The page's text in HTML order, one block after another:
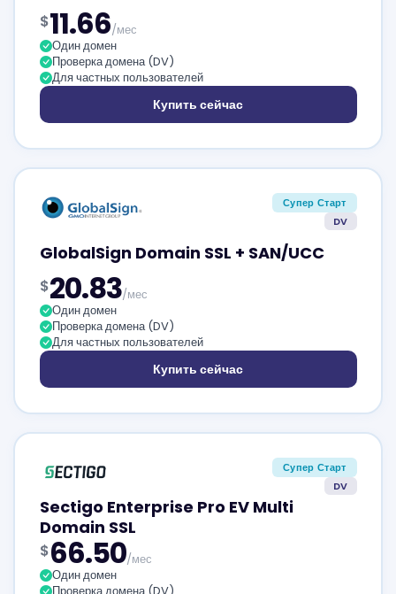
$11.66/мес
Один домен
Проверка домена (DV)
Для частных пользователей
Купить сейчас
Супер Старт
DV
GlobalSign Domain SSL + SAN/UCC
$20.83/мес
Один домен
Проверка домена (DV)
Для частных пользователей
Купить сейчас
Супер Старт
DV
Sectigo Enterprise Pro EV Multi
Domain SSL
$66.50/мес
Один домен